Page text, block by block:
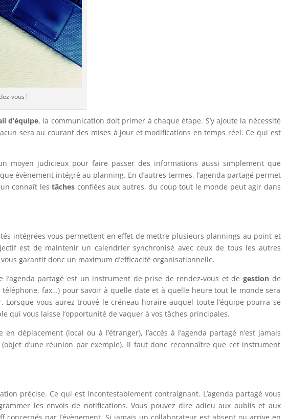
vous !
d’équipe, la communication doit primer à chaque étape. S’y ajoute la nécessité
sera au courant des mises à jour et modifications en temps réel. Ce qui est
moyen judicieux pour faire passer des informations aussi simplement que
évènement intégré au planning. En d’autres termes, l’agenda partagé permet
connaît lestâches confiées aux autres, du coup tout le monde peut agir dans
intégrées vous permettent en effet de mettre plusieurs plannings au point et
est de maintenir un calendrier synchronisé avec ceux de tous les autres
garantit donc un maximum d’efficacité organisationnelle.
partagé est un instrument de prise de rendez-vous et de gestionde
fax…) pour savoir à quelle date et à quelle heure tout le monde sera
vous aurez trouvé le créneau horaire auquel toute l’équipe pourra se
qui vous laisse l’opportunité de vaquer à vos tâches principales.
déplacement (local ou à l’étranger), l’accès à l’agenda partagé n’est jamais
d’une réunion par exemple). Il faut donc reconnaître que cet instrument
précise. Ce qui est incontestablement contraignant. L’agenda partagé vous
les envois de notifications. Vous pouvez dire adieu aux oublis et aux
par l’évènement. Si jamais un collaborateur est absent ou arrive en